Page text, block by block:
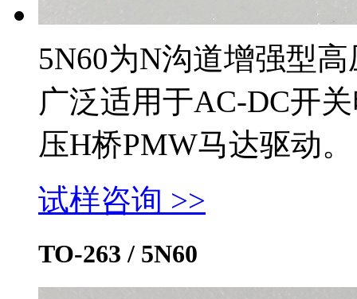
5N60为N沟道增强型
广泛适用于AC-DC开
压H桥PMW马达驱动。
试样咨询 >>
TO-263 / 5N60